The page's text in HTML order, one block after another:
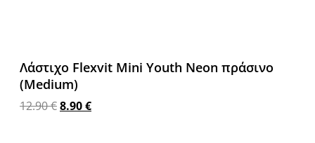
Λάστιχο Flexvit Mini Youth Neon πράσινο
(Medium)
12.90€8.90€